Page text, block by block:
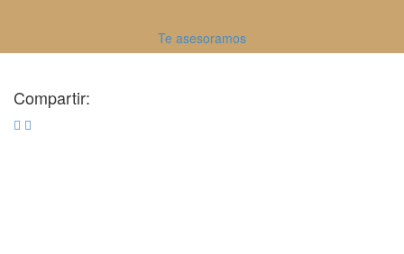
Te asesoramos
Compartir: